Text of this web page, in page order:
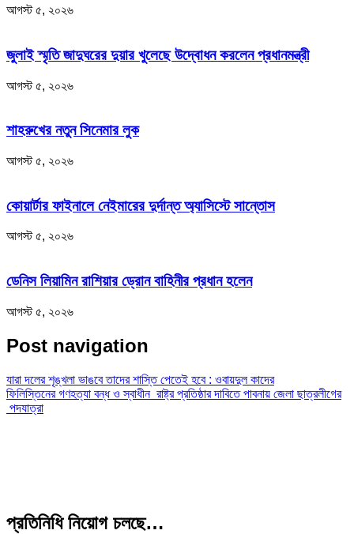
আগস্ট ৫, ২০২৬
জুলাই স্মৃতি জাদুঘরের দুয়ার খুলেছে উদ্বোধন করলেন প্রধানমন্ত্রী
আগস্ট ৫, ২০২৬
শাহরুখের নতুন সিনেমার লুক
আগস্ট ৫, ২০২৬
কোয়ার্টার ফাইনালে নেইমারের দুর্দান্ত অ্যাসিস্টে সান্তোস
আগস্ট ৫, ২০২৬
ডেনিস লিয়ামিন রাশিয়ার ড্রোন বাহিনীর প্রধান হলেন
আগস্ট ৫, ২০২৬
Post navigation
যারা দলের শৃঙ্খলা ভাঙবে তাদের শাস্তি পেতেই হবে : ওবায়দুল কাদের
ফিলিস্তিনের গণহত্যা বন্ধ ও স্বাধীন রাষ্ট্র প্রতিষ্ঠার দাবিতে পাবনায় জেলা ছাত্রলীগের
পদযাত্রা
প্রতিনিধি নিয়োগ চলছে…